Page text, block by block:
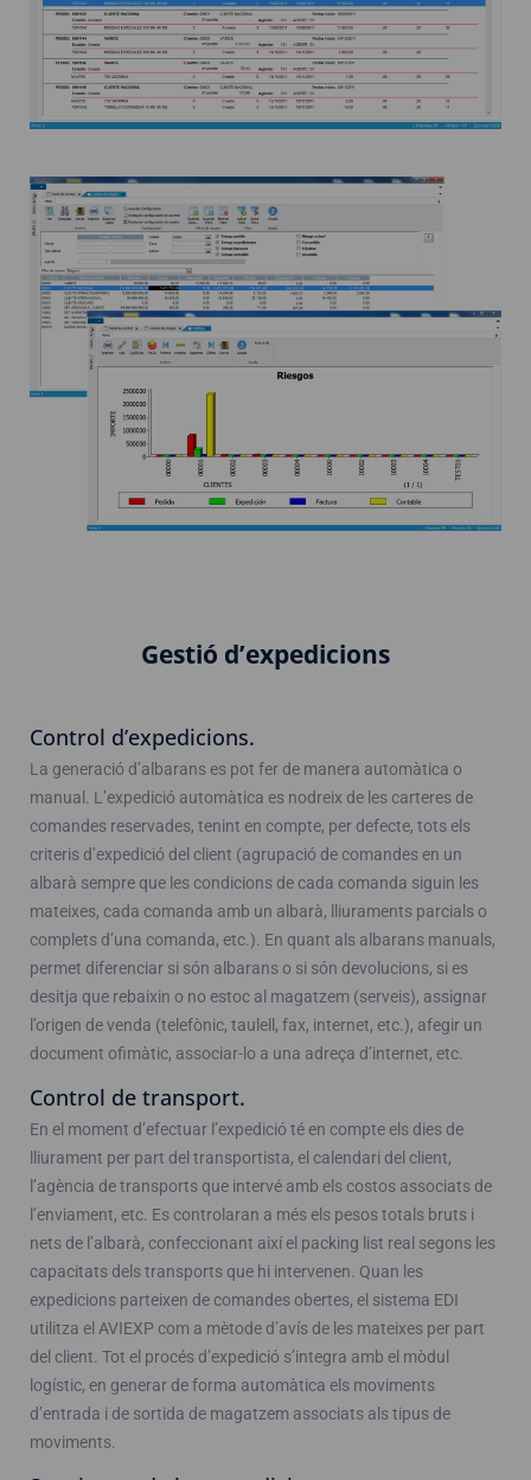
Gestió d’expedicions
Control d’expedicions.
La generació d’albarans es pot fer de manera automàtica o
manual. L’expedició automàtica es nodreix de les carteres de
comandes reservades, tenint en compte, per defecte, tots els
criteris d’expedició del client (agrupació de comandes en un
albarà sempre que les condicions de cada comanda siguin les
mateixes, cada comanda amb un albarà, lliuraments parcials o
complets d’una comanda, etc.). En quant als albarans manuals,
permet diferenciar si són albarans o si són devolucions, si es
desitja que rebaixin o no estoc al magatzem (serveis), assignar
l’origen de venda (telefònic, taulell, fax, internet, etc.), afegir un
document ofimàtic, associar-lo a una adreça d’internet, etc.
Control de transport.
En el moment d’efectuar l’expedició té en compte els dies de
lliurament per part del transportista, el calendari del client,
l’agència de transports que intervé amb els costos associats de
l’enviament, etc. Es controlaran a més els pesos totals bruts i
nets de l’albarà, confeccionant així el packing list real segons les
capacitats dels transports que hi intervenen. Quan les
expedicions parteixen de comandes obertes, el sistema EDI
utilitza el AVIEXP com a mètode d’avís de les mateixes per part
del client. Tot el procés d’expedició s’integra amb el mòdul
logístic, en generar de forma automàtica els moviments
d’entrada i de sortida de magatzem associats als tipus de
moviments.